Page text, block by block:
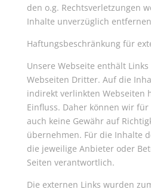
den o.g. Rechtsverletzungen
Inhalte unverzüglich
Haftungsbeschränkung für
Unsere Webseite enthält
Webseiten Dritter. Auf die
indirekt verlinkten Webseiten
Einfluss. Daher können wir für
auch keine Gewähr auf
übernehmen. Für die Inhalte
die jeweilige Anbieter oder
Seiten verantwortlich.
Die externen Links wurden